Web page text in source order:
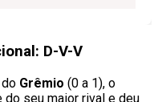
D-V-V
Grêmio (0 a 1), o
seu maior rival e deu